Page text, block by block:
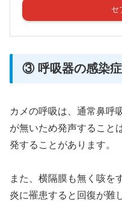
セ
③ 呼吸器の感染症
カメの呼吸は、通常鼻呼
が無いため発声すること
発することがあります。
また、横隔膜も無く咳を
炎に罹患すると回復が難